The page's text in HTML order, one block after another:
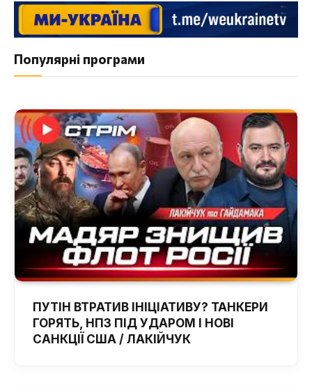
Популярні програми
ПУТІН ВТРАТИВ ІНІЦІАТИВУ? ТАНКЕРИ
ГОРЯТЬ, НПЗ ПІД УДАРОМ І НОВІ
САНКЦІЇ США / ЛАКІЙЧУК